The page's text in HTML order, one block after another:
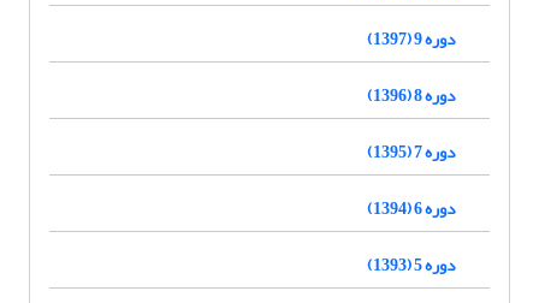
دوره 9 (1397)
دوره 8 (1396)
دوره 7 (1395)
دوره 6 (1394)
دوره 5 (1393)